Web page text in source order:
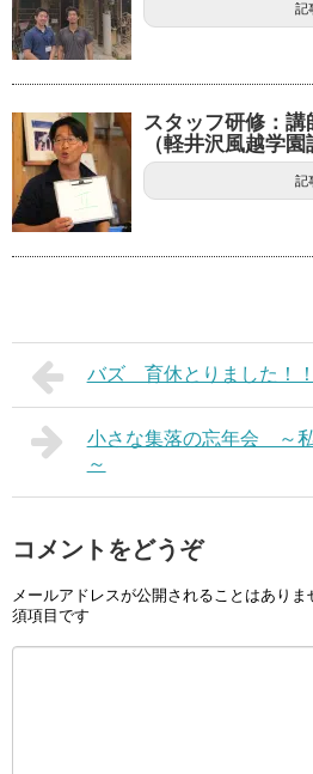
記
スタッフ研修：
（軽井沢風越学
記
バズ 育休とりました！
小さな集落の忘年会 ～
～
コメントをどうぞ
メールアドレスが公開されることはありま
須項目です